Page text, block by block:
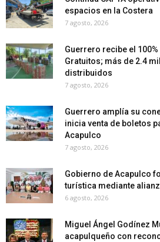
espacios en la Costera
7 agosto, 2026
Guerrero recibe el
Gratuitos; más de 2.4
distribuidos
7 agosto, 2026
Guerrero amplía su
inicia venta de boletos
Acapulco
7 agosto, 2026
Gobierno de Acapulco
turística mediante
6 agosto, 2026
Miguel Ángel Godínez
acapulqueño con